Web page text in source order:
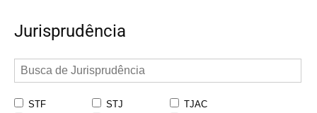
Jurisprudência
STF STJ
TJAC